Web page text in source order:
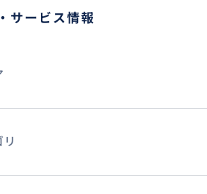
サービス情報
リ